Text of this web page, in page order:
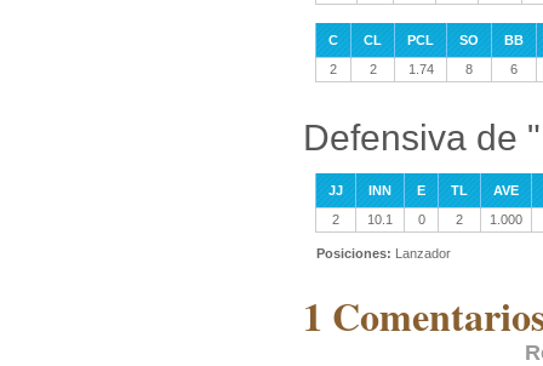
C CL PCL SO
BB
2
2 1.74 8 6
Defensiva de
JJ INN E TL
AVE
2
10.1 0 2 1.000
Posiciones: Lanzador
1